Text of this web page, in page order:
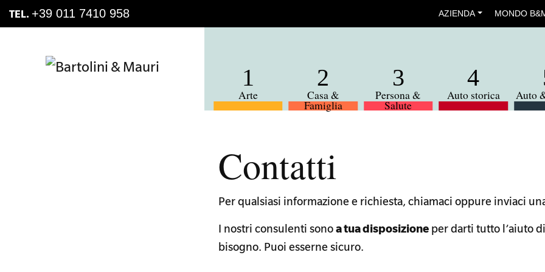
Skip
to
navigation
Skip
to
content
TEL. +39 011 7410 958 AZIENDA MONDO
Arte Casa &
Famiglia
Persona &
Salute
Auto storica Auto
Contatti
Per qualsiasi informazione e richiesta, chiamaci oppure inviaci
I nostri consulenti sono a tua disposizioneper darti tutto l’aiuto
bisogno. Puoi esserne sicuro.